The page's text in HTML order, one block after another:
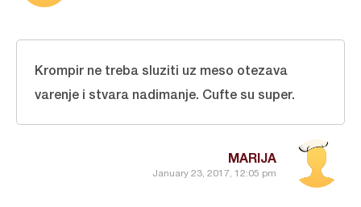
MARIJA
January 23, 2017, 12:05 pm
Krompir ne treba sluziti uz meso otezava
varenje i stvara nadimanje. Cufte su super.